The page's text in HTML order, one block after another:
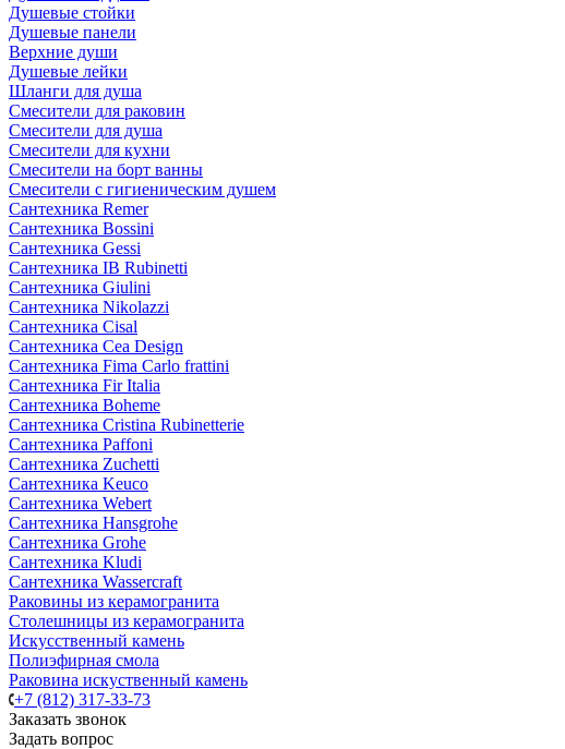
Душевые стойки
Душевые панели
Верхние души
Душевые лейки
Шланги для душа
Смесители для раковин
Смесители для душа
Смесители для кухни
Смесители на борт ванны
Смесители с гигиеническим душем
Сантехника Remer
Сантехника Bossini
Сантехника Gessi
Сантехника IB Rubinetti
Сантехника Giulini
Сантехника Nikolazzi
Сантехника Cisal
Сантехника Cea Design
Сантехника Fima Carlo frattini
Сантехника Fir Italia
Сантехника Boheme
Сантехника Cristina Rubinetterie
Сантехника Paffoni
Сантехника Zuchetti
Сантехника Keuco
Сантехника Webert
Сантехника Hansgrohe
Сантехника Grohe
Сантехника Kludi
Сантехника Wassercraft
Раковины из керамогранита
Столешницы из керамогранита
Искусственный камень
Полиэфирная смола
Раковина искуственный камень
+7 (812) 317-33-73
Заказать звонок
Задать вопрос